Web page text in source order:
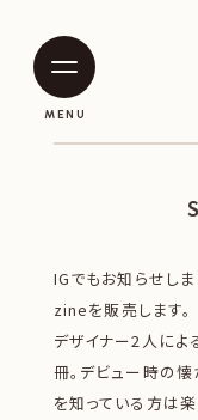
MENU
IGでもお知らせし
zineを販売します。
デザイナー2人によ
冊。デビュー時の懐
を知っている方は